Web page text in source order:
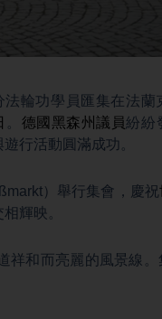
輪功學員匯集在法蘭
。 德國黑森州議員紛紛
行活動圓滿成功。
）舉行集會，慶祝
輝映。
祥和而亮麗的風景線